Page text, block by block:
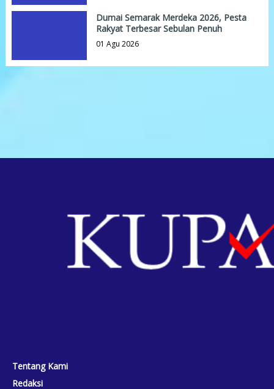
Dumai Semarak Merdeka 2026, Pesta
Rakyat Terbesar Sebulan Penuh
01 Agu 2026
Tentang Kami
Redaksi